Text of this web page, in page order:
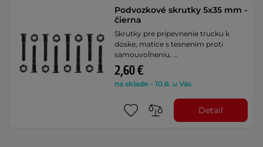
Podvozkové skrutky 5x35 mm -
čierna
Skrutky pre pripevnenie trucku k
doske, matice s tesnením proti
samouvoľneniu, …
2,60 €
na sklade – 10.8. u Vás
Detail